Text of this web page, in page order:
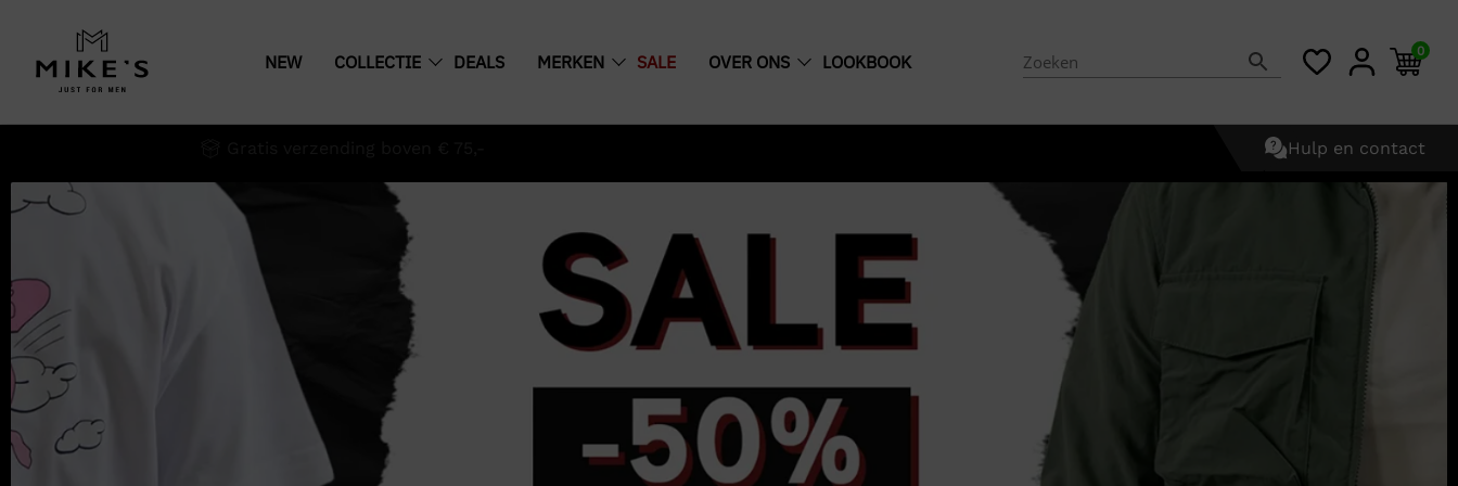
NEW COLLECTIE DEALS MERKEN SALE OVER ONS LOOKBOOK
0
Hulp en contact